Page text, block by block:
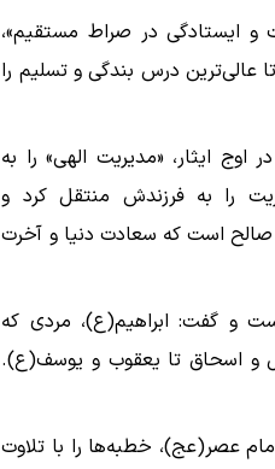
و ایستادگی در صراط مستقیم»،
عالی‌ترین درس بندگی و تسلیم را
ایثار، «مدیریت الهی» را به
را به فرزندش منتقل کرد و
صالح است که سعادت دنیا و آخرت
و گفت: ابراهیم(ع)، مردی که
و اسحاق تا یعقوب و یوسف(ع).
عصر(عج)، خطبه‌ها را با تلاوت